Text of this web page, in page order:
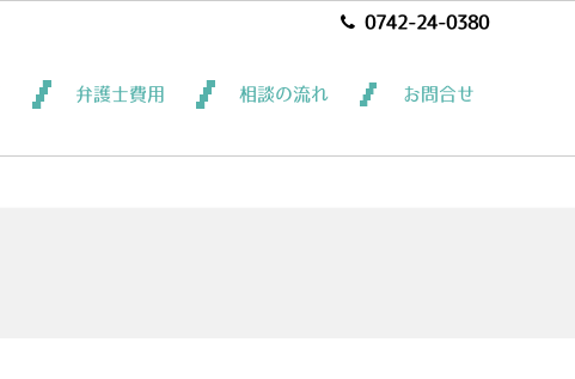
0742-24-0380
弁護士費用 相談の流れ お問合せ